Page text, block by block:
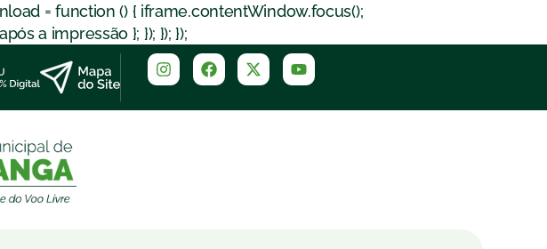
= function () { iframe.contentWindow.focus();
a impressão }; }); }); });